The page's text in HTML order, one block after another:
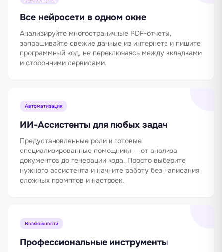
Все нейросети в одном окне
Анализируйте многостраничные PDF-отчеты,
запрашивайте свежие данные из интернета и пишите
программный код, не переключаясь между вкладками
и сторонними сервисами.
Автоматизация
ИИ-Ассистенты для любых задач
Предустановленные роли и готовые
специализированные помощники — от анализа
документов до генерации кода. Просто выберите
нужного ассистента и начните работу без написания
сложных промптов и настроек.
Возможности
Профессиональные инструменты